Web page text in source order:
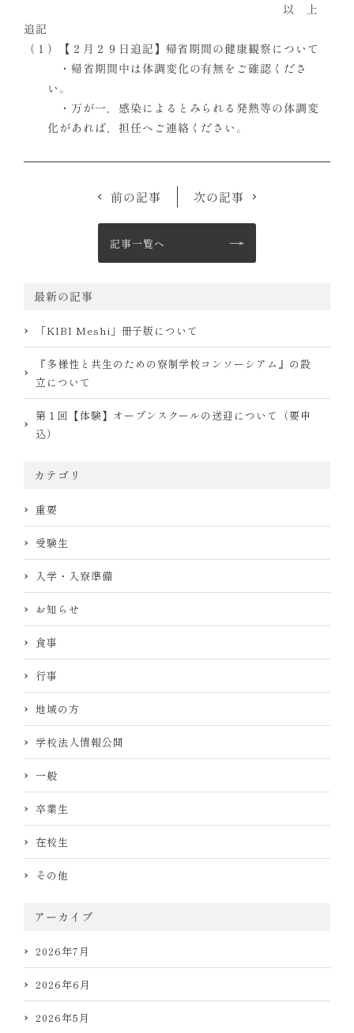
最新の記事
「KIBI Meshi」冊子版について
『多様性と共生のための寮制学校コンソーシアム』の設
立について
第１回【体験】オープンスクールの送迎について（要申
込）
カテゴリ
重要
受験生
入学・入寮準備
お知らせ
食事
行事
地域の方
学校法人情報公開
一般
卒業生
在校生
その他
アーカイブ
2026年7月
2026年6月
2026年5月
以 上
追記
（１）【２月２９日追記】帰省期間の健康観察について
・帰省期間中は体調変化の有無をご確認くださ
い。
・万が一，感染によるとみられる発熱等の体調変
化があれば，担任へご連絡ください。
記事一覧へ
前の記事 次の記事